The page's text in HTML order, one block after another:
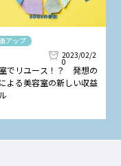
アップ
2023/02/2
0
でリユース！？ 発想の
よる美容室の新しい収益